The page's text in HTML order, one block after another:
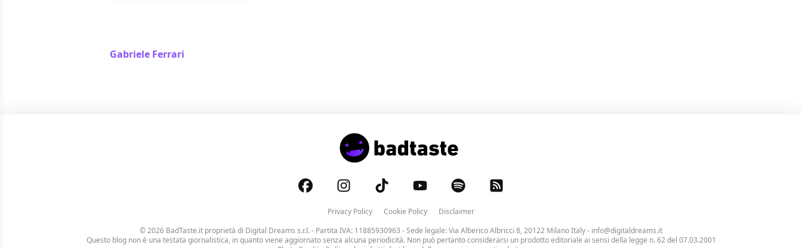
Gabriele Ferrari
Privacy Policy Cookie Policy
Disclaimer
© 2026 BadTaste.it proprietà di Digital Dreams s.r.l.- Partita IVA: 11885930963 - Sede legale: Via Alberico Albricci 8, 20122 Milano Italy - info@digitaldreams.it
Questo blog non è una testata giornalistica, in quanto viene aggiornato senza alcuna periodicità. Non può pertanto considerarsi un prodotto editoriale ai sensi della legge n. 62 del 07.03.2001